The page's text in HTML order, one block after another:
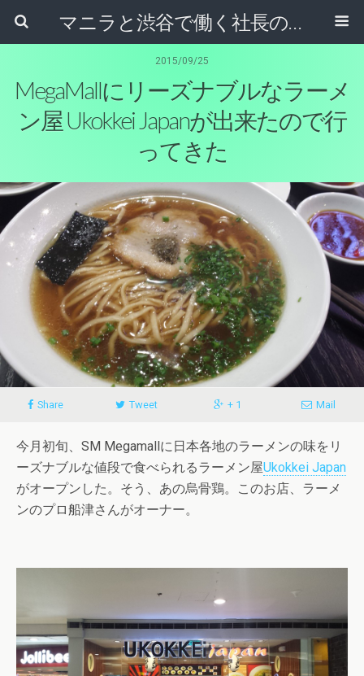
マニラと渋谷で働く社長のブログ
2015/09/25
MegaMallにリーズナブルなラーメ
ン屋 Ukokkei Japanが出来たので行
ってきた
Share Tweet + 1 Mail
今月初旬、SM Megamallに日本各地のラーメンの味をリ
ーズナブルな値段で食べられるラーメン屋Ukokkei Japan
がオープンした。そう、あの烏骨鶏。このお店、ラーメ
ンのプロ船津さんがオーナー。